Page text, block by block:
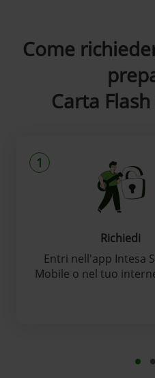
Come
Carta
1
Richiedi
Entri nell'app Intesa
Mobile o nel tuo